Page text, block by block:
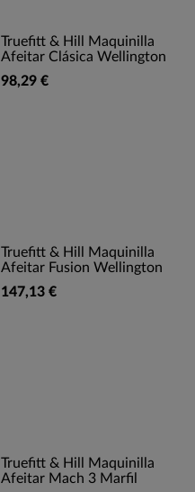
Truefitt & Hill Maquinilla
Afeitar Clásica Wellington
98,29 €
Truefitt & Hill Maquinilla
Afeitar Fusion Wellington
147,13 €
Truefitt & Hill Maquinilla
Afeitar Mach 3 Marfil